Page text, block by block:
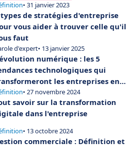
• 31 janvier 2023
de stratégies d'entreprise
vous aider à trouver celle qu'il
faut
d'expert• 13 janvier 2025
numérique : les 5
technologiques qui
les entreprises en
• 27 novembre 2024
savoir sur la transformation
dans l'entreprise
• 13 octobre 2024
commerciale : Définition et